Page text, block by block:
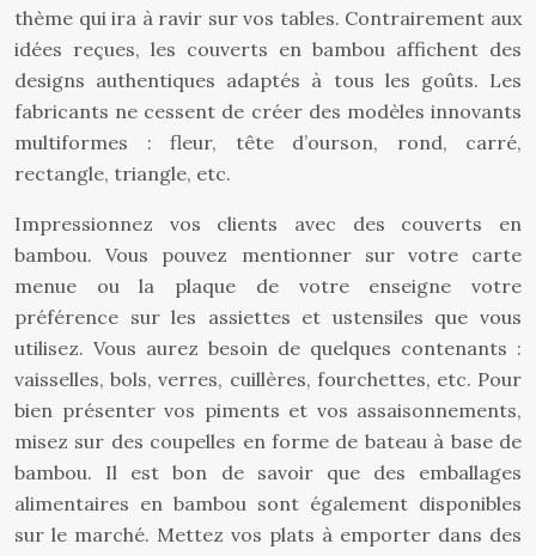
thème qui ira à ravir sur vos tables. Contrairement aux
idées reçues, les couverts en bambou affichent des
designs authentiques adaptés à tous les goûts. Les
fabricants ne cessent de créer des modèles innovants
multiformes : fleur, tête d’ourson, rond, carré,
rectangle, triangle, etc.
Impressionnez vos clients avec des couverts en
bambou. Vous pouvez mentionner sur votre carte
menue ou la plaque de votre enseigne votre
préférence sur les assiettes et ustensiles que vous
utilisez. Vous aurez besoin de quelques contenants :
vaisselles, bols, verres, cuillères, fourchettes, etc. Pour
bien présenter vos piments et vos assaisonnements,
misez sur des coupelles en forme de bateau à base de
bambou. Il est bon de savoir que des emballages
alimentaires en bambou sont également disponibles
sur le marché. Mettez vos plats à emporter dans des